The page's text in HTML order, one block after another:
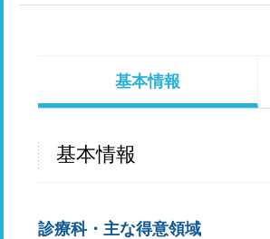
基本情報
基本情報
診療科・主な得意領域